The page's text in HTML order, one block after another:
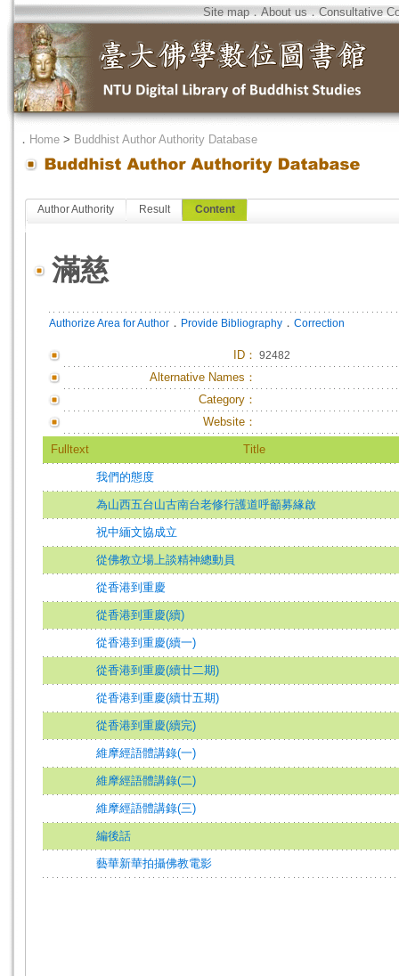
Site map．About us．Consultative
． Home > Buddhist Author Authority Database
Author Authority Result Content
滿慈
Authorize Area for Author ． Provide Bibliography ． Correction
ID ： 92482
Alternative Names：
Category：
Website：
Fulltext Title
我們的態度
為山西五台山古南台老修行護道呼籲募緣啟
祝中緬文協成立
從佛教立場上談精神總動員
從香港到重慶
從香港到重慶(續)
從香港到重慶(續一)
從香港到重慶(續廿二期)
從香港到重慶(續廿五期)
從香港到重慶(續完)
維摩經語體講錄(一)
維摩經語體講錄(二)
維摩經語體講錄(三)
編後話
藝華新華拍攝佛教電影